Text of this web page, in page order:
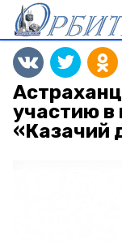
участию в
«Казачий